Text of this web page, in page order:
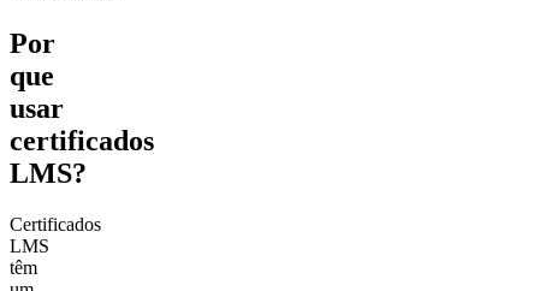
Por
que
usar
certificados
LMS?
Certificados
LMS
têm